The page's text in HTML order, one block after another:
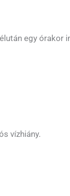
egy órakor
vízhiány.